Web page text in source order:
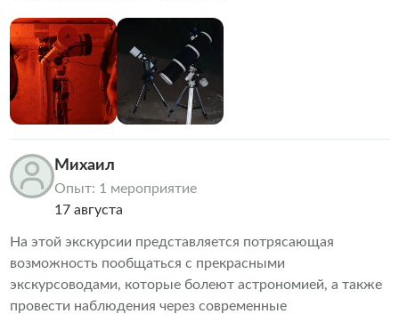
Михаил
Опыт: 1 мероприятие
17 августа
На этой экскурсии представляется потрясающая
возможность пообщаться с прекрасными
экскурсоводами, которые болеют астрономией, а также
провести наблюдения через современные